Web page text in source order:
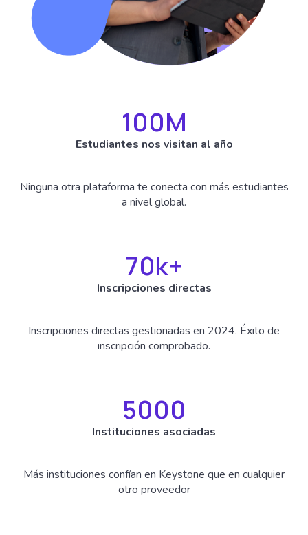
100M
Estudiantes nos visitan al año
Ninguna otra plataforma te conecta con más estudiantes
a nivel global.
70k+
Inscripciones directas
Inscripciones directas gestionadas en 2024. Éxito de
inscripción comprobado.
5000
Instituciones asociadas
Más instituciones confían en Keystone que en cualquier
otro proveedor